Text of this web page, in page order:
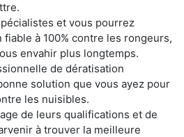
et vous pourrez
à 100% contre les rongeurs,
envahir plus longtemps.
de dératisation
solution que vous ayez pour
les nuisibles.
de leurs qualifications et de
à trouver la meilleure